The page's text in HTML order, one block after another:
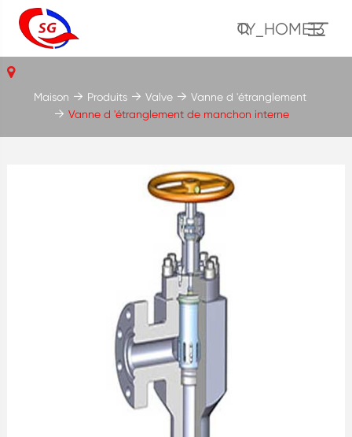
TY_HOME13
Maison Produits Valve
Vanne d 'étranglement
Vanne d 'étranglement de manchon interne